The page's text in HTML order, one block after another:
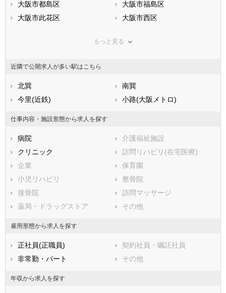
滋賀県
大阪府
兵庫県
和歌山県
山口県
福岡県
佐賀県
熊本県
鹿児島県
大阪市都島区
大阪市福島区
大阪市此花区
大阪市西区
大阪市浪速区
大阪市東成区
大阪市旭区
大阪市城東区
大阪市阿倍野区
大阪市住吉区
大阪市住之江区
大阪市平野区
大阪市北区
大阪市中央区
堺市すべて
堺市堺区
堺市中区
堺市東区
堺市西区
堺市南区
堺市北区
堺市美原区
岸和田市
豊中市
池田市
吹田市
泉大津市
もっと見る
近隣で公開求人が多い駅はこちら
北巽
南巽
今里(近鉄)
小路(大阪メトロ)
仕事内容・施設形態から求人を探す
病院
介護福祉施設
クリニック
訪問リハビリ(在宅医療)
企業
保育園
小児リハビリ
整骨院
接骨院
訪問マッサージ
薬局・ドラッグストア
その他
雇用形態から求人を探す
正社員(正職員)
契約社員・嘱託社員
非常勤・パート
その他
年収から求人を探す